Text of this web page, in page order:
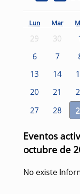
Lun Mar
29 30
6
7
13
14
20
21
27
28
Eventos
octubre de
No existe